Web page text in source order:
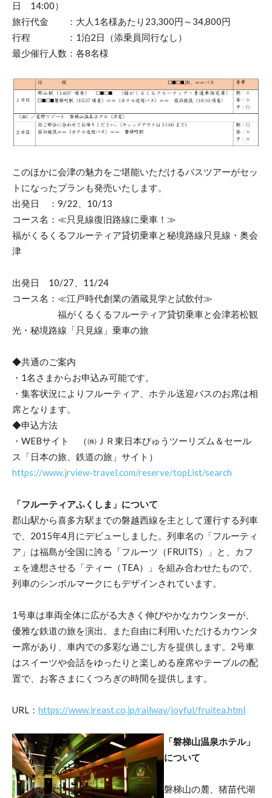
日 14:00）
旅行代金 ：大人1名様あたり23,300円～34,800円
行程 ：1泊2日（添乗員同行なし）
最少催行人数：各8名様
このほかに会津の魅力をご堪能いただけるバスツアーがセッ
トになったプランも発売いたします。
出発日 ：9/22、10/13
コース名：≪只見線復旧路線に乗車！≫
福がくるくるフルーティア貸切乗車と秘境路線只見線・奥会
津
出発日 10/27、11/24
コース名：≪江戸時代創業の酒蔵見学と試飲付≫
福がくるくるフルーティア貸切乗車と会津若松観
光・秘境路線「只見線」乗車の旅
◆共通のご案内
・1名さまからお申込み可能です。
・集客状況によりフルーティア、ホテル送迎バスのお席は相
席となります。
◆申込方法
・WEBサイト （㈱ＪＲ東日本びゅうツーリズム＆セール
ス「日本の旅、鉄道の旅」サイト）
https://www.jrview-travel.com/reserve/topList/search
「フルーティアふくしま」について
郡山駅から喜多方駅までの磐越西線を主として運行する列車
で、2015年4月にデビューしました。列車名の「フルーティ
ア」は福島が全国に誇る「フルーツ（FRUITS）」と、カフ
ェを連想させる「ティー（TEA）」を組み合わせたもので、
列車のシンボルマークにもデザインされています。
1号車は車両全体に広がる大きく伸びやかなカウンターが、
優雅な鉄道の旅を演出。また自由に利用いただけるカウンタ
ー席があり、車内での多彩な過ごし方を提供します。2号車
はスイーツや会話をゆったりと楽しめる座席やテーブルの配
置で、お客さまにくつろぎの時間を提供します。
URL： https://www.jreast.co.jp/railway/joyful/fruitea.html
「磐梯山温泉ホテル」
について
磐梯山の麓、猪苗代湖